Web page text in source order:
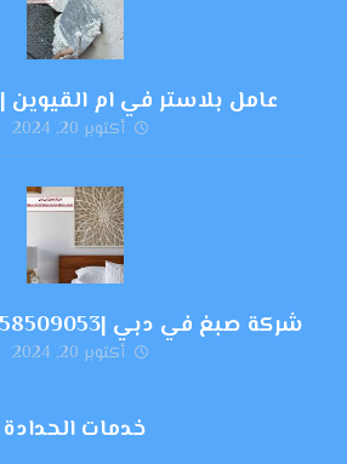
عامل بلاستر في ام القيوين |0558509053
أكتوبر 20, 2024
شركة صبغ في دبي |0558509053| صباغ رخيص
أكتوبر 20, 2024
خدمات الحدادة